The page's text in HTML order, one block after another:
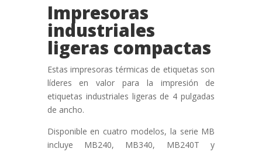
Impresoras
industriales
ligeras compactas
Estas impresoras térmicas de etiquetas son
líderes en valor para la impresión de
etiquetas industriales ligeras de 4 pulgadas
de ancho.
Disponible en cuatro modelos, la serie MB
incluye MB240, MB340, MB240T y